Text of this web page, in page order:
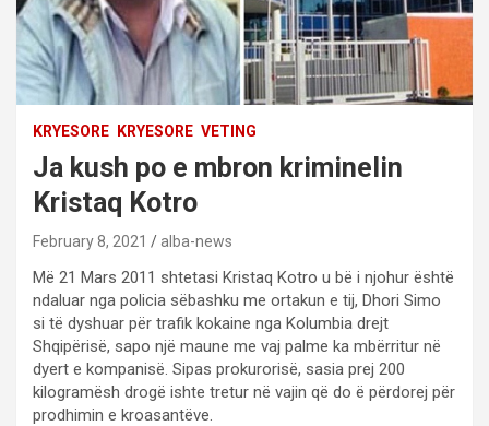
KRYESORE KRYESORE VETING
Ja kush po e mbron kriminelin
Kristaq Kotro
February 8, 2021 alba-news
Më 21 Mars 2011 shtetasi Kristaq Kotro u bë i njohur është
ndaluar nga policia sëbashku me ortakun e tij, Dhori Simo
si të dyshuar për trafik kokaine nga Kolumbia drejt
Shqipërisë, sapo një maune me vaj palme ka mbërritur në
dyert e kompanisë. Sipas prokurorisë, sasia prej 200
kilogramësh drogë ishte tretur në vajin që do ë përdorej për
prodhimin e kroasantëve.